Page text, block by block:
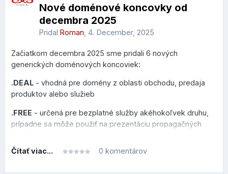
Nové doménové koncovky od
decembra 2025
Pridal Roman 4. December, 2025
Začiatkom decembra 2025 sme pridali 6 nových
generických doménových koncoviek:
.DEAL - vhodná pre domény z oblasti obchodu, predaja
produktov alebo služieb
.FREE - určená pre bezplatné služby akéhokoľvek druhu,
prípadne sa môže použiť na prezentáciu propagačných
.HOT - venovaná novým trendom, hudbe, cestovaniu či
Čítať viac... 0 komentárov